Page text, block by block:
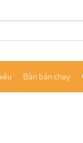
Bàn bán chạy